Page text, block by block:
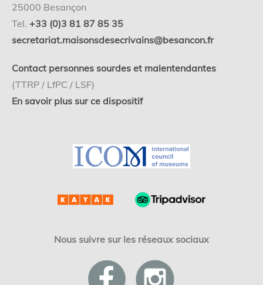
25000 Besançon
Tel. +33 (0)3 81 87 85 35
secretariat.maisonsdesecrivains@besancon.fr
Contact personnes sourdes et malentendantes
(TTRP / LfPC / LSF)
En savoir plus sur ce dispositif
Nous suivre sur les réseaux sociaux